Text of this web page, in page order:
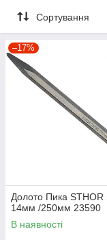
Сортування
–17%
Долото Пика STHOR
14мм /250мм 23590
В наявності